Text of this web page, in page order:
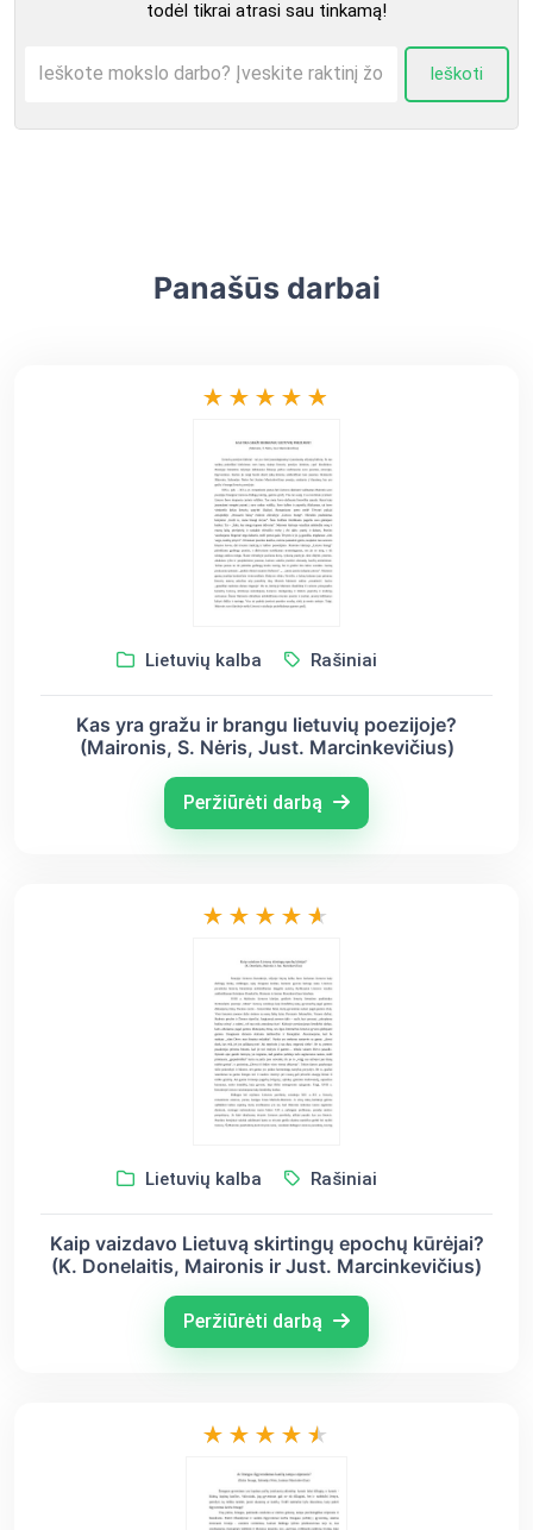
todėl tikrai atrasi sau tinkamą!
Ieškoti
Panašūs darbai
Lietuvių kalba Rašiniai
Kas yra gražu ir brangu lietuvių poezijoje?
(Maironis, S. Nėris, Just. Marcinkevičius)
Peržiūrėti darbą
Lietuvių kalba Rašiniai
Kaip vaizdavo Lietuvą skirtingų epochų kūrėjai?
(K. Donelaitis, Maironis ir Just. Marcinkevičius)
Peržiūrėti darbą